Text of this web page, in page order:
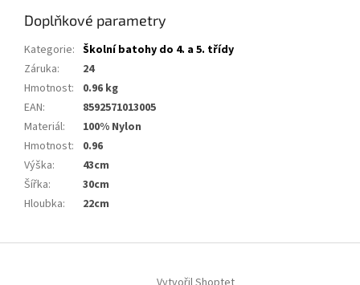
Doplňkové parametry
Kategorie: Školní batohy do 4. a 5. třídy
Záruka:
24
Hmotnost:
0.96 kg
EAN:
8592571013005
Materiál:
100% Nylon
Hmotnost:
0.96
Výška:
43cm
Šířka:
30cm
Hloubka: 22cm